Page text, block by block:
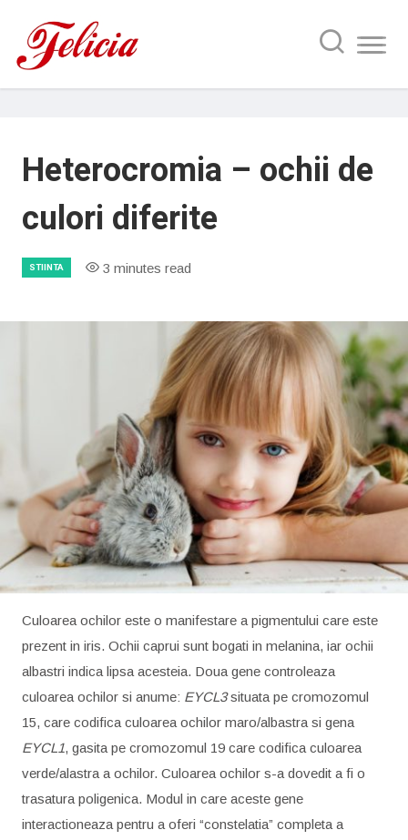
Heterocromia – ochii de
culori diferite
STIINTA 3 minutes read
Culoarea ochilor este o manifestare a pigmentului care este
prezent in iris. Ochii caprui sunt bogati in melanina, iar ochii
albastri indica lipsa acesteia. Doua gene controleaza
culoarea ochilor si anume: EYCL3situata pe cromozomul
15, care codifica culoarea ochilor maro/albastra si gena
EYCL1, gasita pe cromozomul 19 care codifica culoarea
verde/alastra a ochilor. Culoarea ochilor s-a dovedit a fi o
trasatura poligenica. Modul in care aceste gene
interactioneaza pentru a oferi “constelatia” completa a